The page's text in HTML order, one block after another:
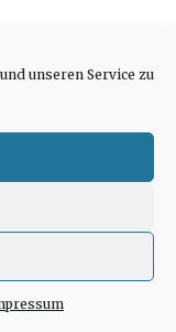
unseren Service zu